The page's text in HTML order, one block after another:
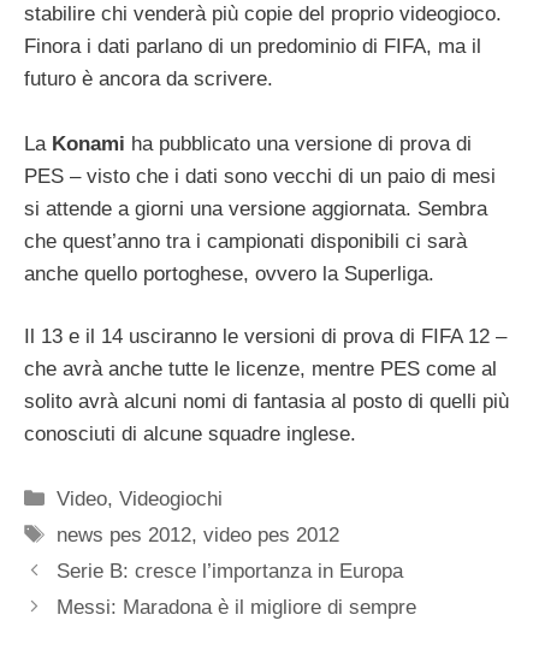
stabilire chi venderà più copie del proprio videogioco.
Finora i dati parlano di un predominio di FIFA, ma il
futuro è ancora da scrivere.
La Konami ha pubblicato una versione di prova di
PES – visto che i dati sono vecchi di un paio di mesi
si attende a giorni una versione aggiornata. Sembra
che quest’anno tra i campionati disponibili ci sarà
anche quello portoghese, ovvero la Superliga.
Il 13 e il 14 usciranno le versioni di prova di FIFA 12 –
che avrà anche tutte le licenze, mentre PES come al
solito avrà alcuni nomi di fantasia al posto di quelli più
conosciuti di alcune squadre inglese.
Categorie
Video,Videogiochi
Tag
news pes 2012,video pes 2012
Serie B: cresce l’importanza in Europa
Messi: Maradona è il migliore di sempre